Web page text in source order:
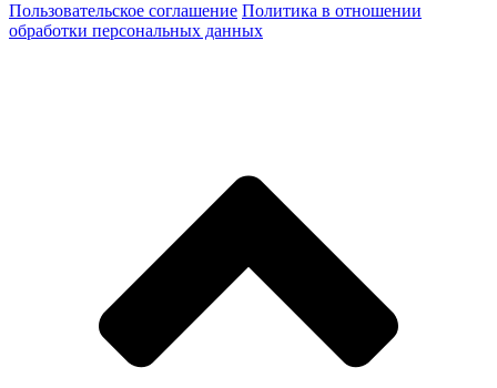
Пользовательское соглашение Политика в отношении
обработки персональных данных